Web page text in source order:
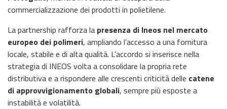
commercializzazione dei prodotti in polietilene.
La partnership rafforza la presenza di Ineos nel mercato
europeo dei polimeri, ampliando l’accesso a una fornitura
locale, stabile e di alta qualità. L’accordo si inserisce nella
strategia di INEOS volta a consolidare la propria rete
distributiva e a rispondere alle crescenti criticità delle catene
di approvvigionamento globali, sempre più esposte a
instabilità e volatilità.